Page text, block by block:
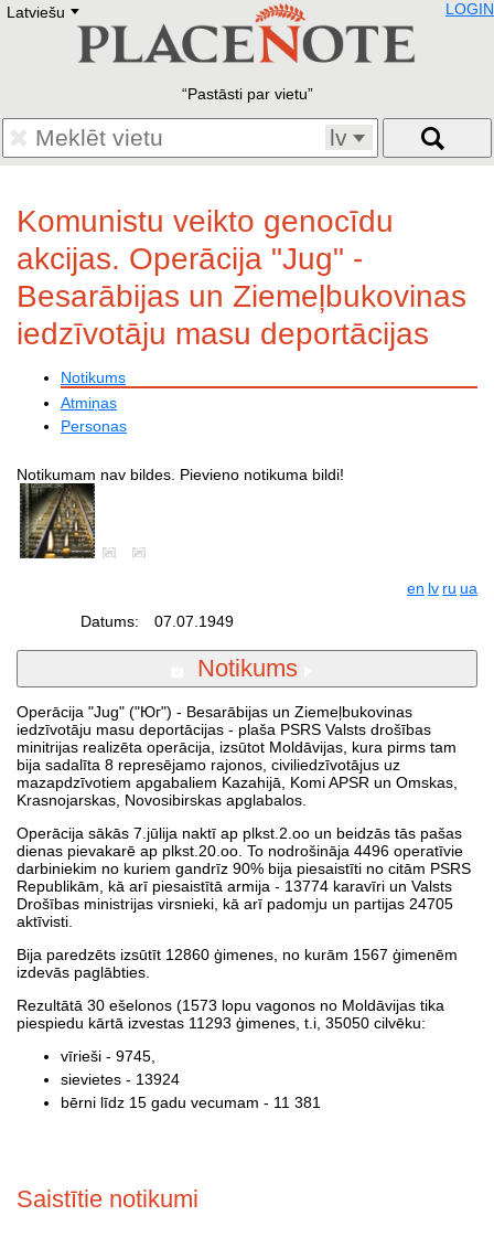
Latviešu E
Deutsch
Francais
Polski
Eestikeelne
LOGIN
Pastāsti par vietu
lv
Komunistu veikto genocīdu
akcijas. Operācija "Jug" -
Besarābijas un Ziemeļbukovinas
iedzīvotāju masu deportācijas
Notikums
Atmiņas
Personas
Notikumam nav bildes. Pievieno notikuma bildi!
en lv ru ua
Datums:
07.07.1949
Notikums
Operācija "Jug" ("Юг") - Besarābijas un Ziemeļbukovinas
iedzīvotāju masu deportācijas - plaša PSRS Valsts drošības
minitrijas realizēta operācija, izsūtot Moldāvijas, kura pirms tam
bija sadalīta 8 represējamo rajonos, civiliedzīvotājus uz
mazapdzīvotiem apgabaliem Kazahijā, Komi APSR un Omskas,
Krasnojarskas, Novosibirskas apglabalos.
Operācija sākās 7.jūlija naktī ap plkst.2.oo un beidzās tās pašas
dienas pievakarē ap plkst.20.oo. To nodrošināja 4496 operatīvie
darbiniekim no kuriem gandrīz 90% bija piesaistīti no citām PSRS
Republikām, kā arī piesaistītā armija - 13774 karavīri un Valsts
Drošības ministrijas virsnieki, kā arī padomju un partijas 24705
aktīvisti.
Bija paredzēts izsūtīt 12860 ģimenes, no kurām 1567 ģimenēm
izdevās paglābties.
Rezultātā 30 ešelonos (1573 lopu vagonos no Moldāvijas tika
piespiedu kārtā izvestas 11293 ģimenes, t.i, 35050 cilvēku:
vīrieši - 9745,
sievietes - 13924
bērni līdz 15 gadu vecumam - 11 381
Saistītie notikumi